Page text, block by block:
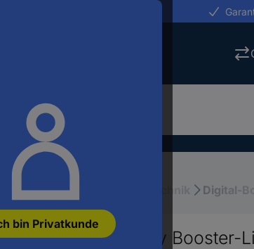
bin Privatkunde
Elektronik Digital-
B-4 mit Display Booster-